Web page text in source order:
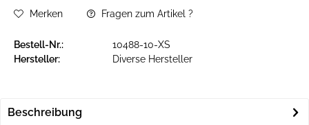
Merken Fragen zum Artikel ?
Bestell-Nr.:
10488-10-XS
Hersteller:
Diverse Hersteller
Beschreibung